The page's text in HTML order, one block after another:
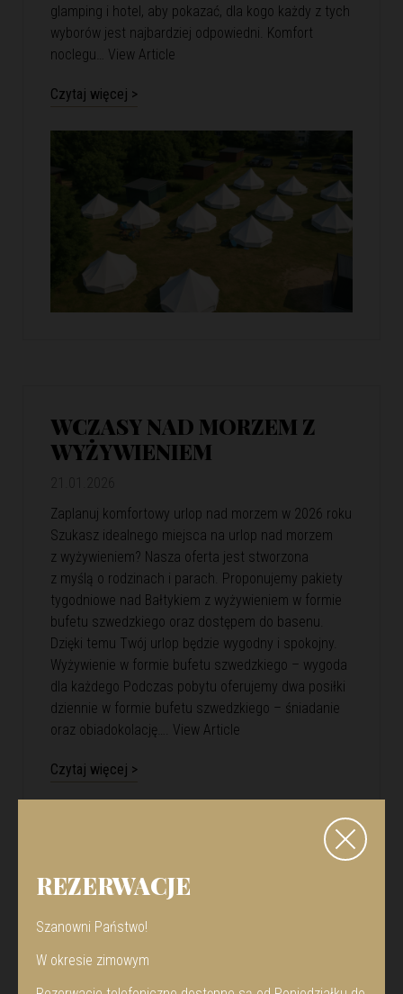
glamping i hotel, aby pokazać, dla kogo każdy z tych
wyborów jest najbardziej odpowiedni. Komfort
noclegu… View Article
Czytaj więcej >
WCZASY NAD MORZEM Z
WYŻYWIENIEM
Zaplanuj komfortowy urlop nad morzem w 2026 roku
Szukasz idealnego miejsca na urlop nad morzem
z wyżywieniem? Nasza oferta jest stworzona
z myślą o rodzinach i parach. Proponujemy pakiety
tygodniowe nad Bałtykiem z wyżywieniem w formie
bufetu szwedzkiego oraz dostępem do basenu.
Dzięki temu Twój urlop będzie wygodny i spokojny.
Wyżywienie w formie bufetu szwedzkiego – wygoda
dla każdego Podczas pobytu oferujemy dwa posiłki
dziennie w formie bufetu szwedzkiego – śniadanie
oraz obiadokolację…. View Article
Czytaj więcej >
REZERWACJE
Szanowni Państwo!
W okresie zimowym